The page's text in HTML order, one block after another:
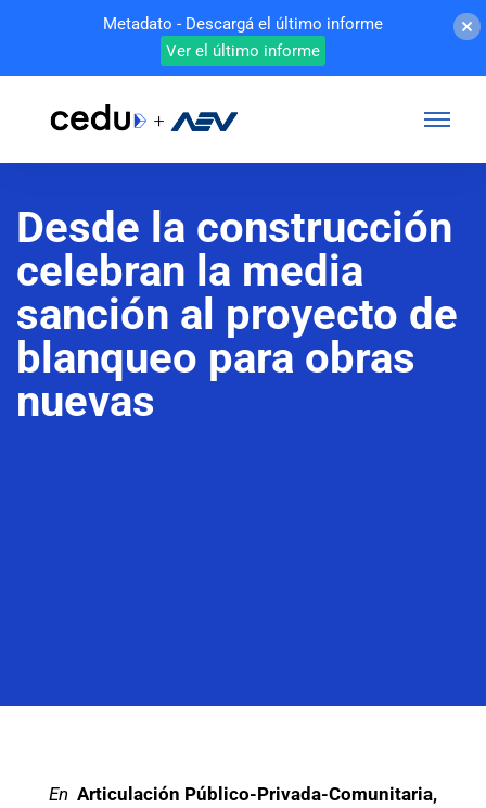
Desde la construcción
celebran la media
sanción al proyecto de
blanqueo para obras
nuevas
en Articulación Público-Privada-Comunitaria,
Metadato - Descargá el último informe
Ver el último informe